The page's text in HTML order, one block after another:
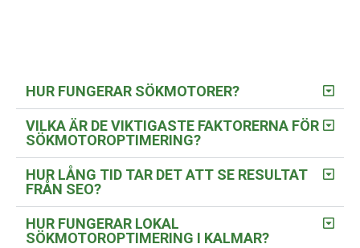
HUR FUNGERAR SÖKMOTORER?
VILKA ÄR DE VIKTIGASTE FAKTORERNA FÖR
SÖKMOTOROPTIMERING?
HUR LÅNG TID TAR DET ATT SE RESULTAT
FRÅN SEO?
HUR FUNGERAR LOKAL
SÖKMOTOROPTIMERING I KALMAR?